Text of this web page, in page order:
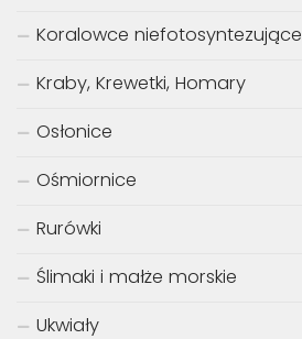
Koralowce niefotosyntezujące
Kraby, Krewetki, Homary
Osłonice
Ośmiornice
Rurówki
Ślimaki i małże morskie
Ukwiały